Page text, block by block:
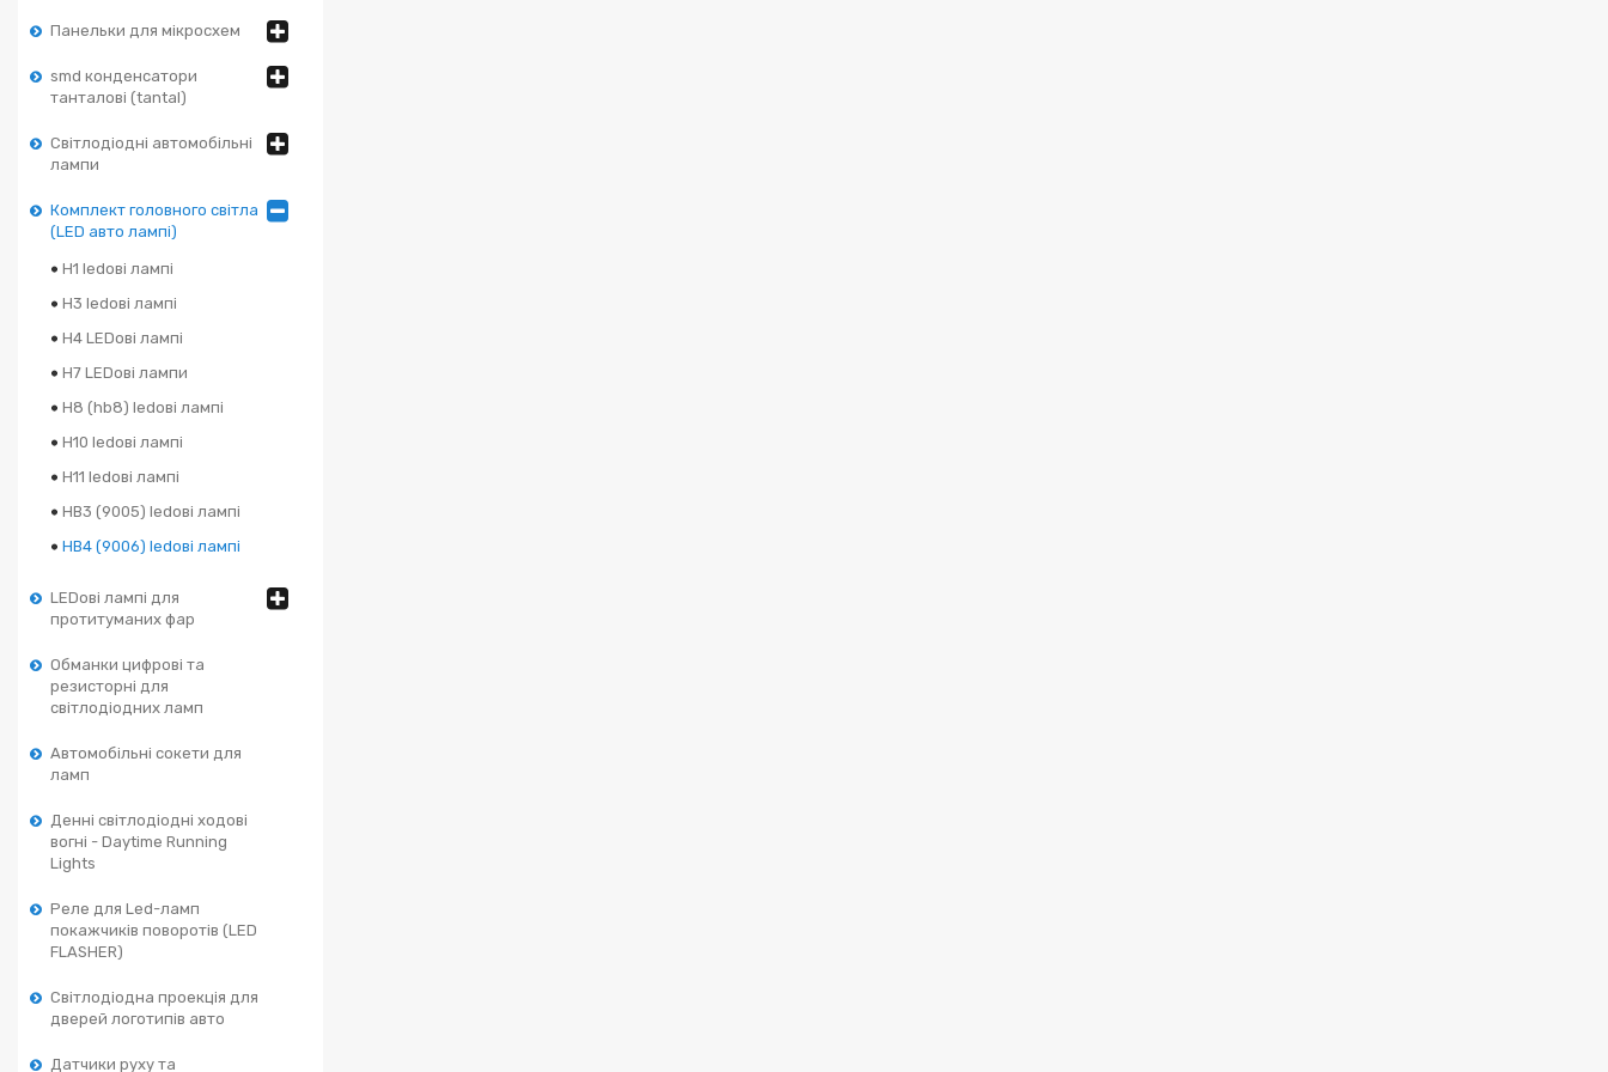
Панельки для мікросхем
smd конденсатори
танталові (tantal)
Світлодіодні автомобільні
лампи
Комплект головного світла
(LED авто лампі)
H1 ledові лампі
H3 ledові лампі
H4 LEDові лампі
H7 LEDові лампи
H8 (hb8) ledові лампі
H10 ledові лампі
H11 ledові лампі
HB3 (9005) ledові лампі
HB4 (9006) ledові лампі
LEDові лампі для
протитуманих фар
Обманки цифрові та
резисторні для
світлодіодних ламп
Автомобільні сокети для
ламп
Денні світлодіодні ходові
вогні - Daytime Running
Lights
Реле для Led-ламп
покажчиків поворотів (LED
FLASHER)
Світлодіодна проекція для
дверей логотипів авто
Датчики руху та